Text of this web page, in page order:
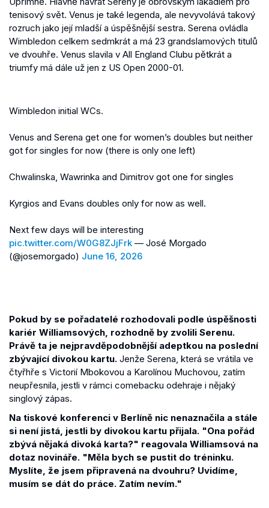
tenisový svět. Venus je také legenda, ale nevyvolává takový
rozruch jako její mladší a úspěšnější sestra. Serena ovládla
Wimbledon celkem sedmkrát a má 23 grandslamových titulů
ve dvouhře. Venus slavila v All England Clubu pětkrát a
triumfy má dále už jen z US Open 2000-01.
Wimbledon initial WCs.
Venus and Serena get one for women’s doubles but neither
got for singles for now (there is only one left)
Chwalinska, Wawrinka and Dimitrov got one for singles
Kyrgios and Evans doubles only for now as well.
Next few days will be interesting
pic.twitter.com/W0G8ZJjFrk — José Morgado
(@josemorgado) June 16, 2026
Pokud by se pořadatelé rozhodovali podle úspěšnosti
kariér Williamsových, rozhodně by zvolili Serenu.
Právě ta je nejpravděpodobnější adeptkou na poslední
zbývající divokou kartu. Jenže Serena, která se vrátila ve
čtyřhře s Victorií Mbokovou a Karolínou Muchovou, zatím
neupřesnila, jestli v rámci comebacku odehraje i nějaký
singlový zápas.
Na tiskové konferenci v Berlíně nic nenaznačila a stále
si není jistá, jestli by divokou kartu přijala. "Ona pořád
zbývá nějaká divoká karta?" reagovala Williamsová na
dotaz novináře. "Měla bych se pustit do tréninku.
Myslíte, že jsem připravená na dvouhru? Uvidíme,
musím se dát do práce. Zatím nevím."